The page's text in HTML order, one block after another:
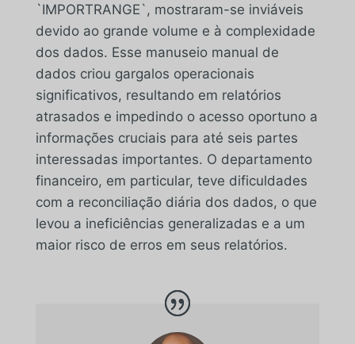
`IMPORTRANGE`, mostraram-se inviáveis
devido ao grande volume e à complexidade
dos dados. Esse manuseio manual de
dados criou gargalos operacionais
significativos, resultando em relatórios
atrasados e impedindo o acesso oportuno a
informações cruciais para até seis partes
interessadas importantes. O departamento
financeiro, em particular, teve dificuldades
com a reconciliação diária dos dados, o que
levou a ineficiências generalizadas e a um
maior risco de erros em seus relatórios.